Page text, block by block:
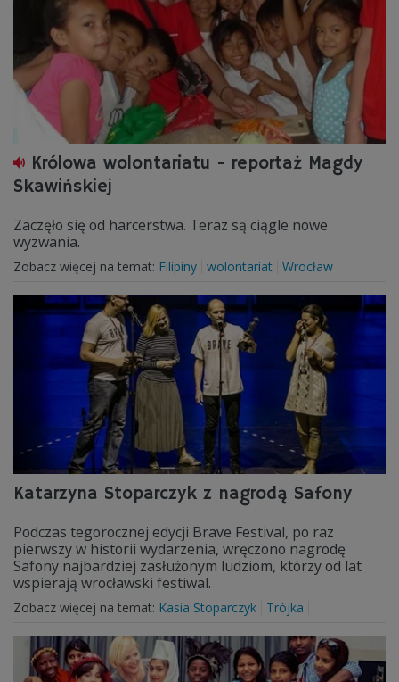
Królowa wolontariatu - reportaż Magdy
Skawińskiej
Zaczęło się od harcerstwa. Teraz są ciągle nowe
wyzwania.
Zobacz więcej na temat: Filipiny wolontariat Wrocław
Katarzyna Stoparczyk z nagrodą Safony
Podczas tegorocznej edycji Brave Festival, po raz
pierwszy w historii wydarzenia, wręczono nagrodę
Safony najbardziej zasłużonym ludziom, którzy od lat
wspierają wrocławski festiwal.
Zobacz więcej na temat: Kasia Stoparczyk Trójka